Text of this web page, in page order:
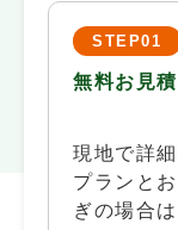
STEP01
無料お見積
現地で詳
プランと
ぎの場合